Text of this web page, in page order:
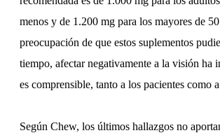
menos y de 1.200 mg para los mayores de
preocupación de que estos suplementos
tiempo, afectar negativamente a la visión ha
es comprensible, tanto a los pacientes como
Según Chew, los últimos hallazgos no